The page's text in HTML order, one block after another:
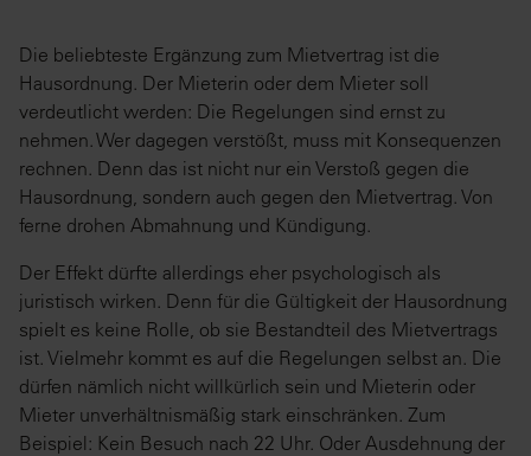
Die beliebteste Ergänzung zum Mietvertrag ist die
Hausordnung. Der Mieterin oder dem Mieter soll
verdeutlicht werden: Die Regelungen sind ernst zu
nehmen. Wer dagegen verstößt, muss mit Konsequenzen
rechnen. Denn das ist nicht nur ein Verstoß gegen die
Hausordnung, sondern auch gegen den Mietvertrag. Von
ferne drohen Abmahnung und Kündigung.
Der Effekt dürfte allerdings eher psychologisch als
juristisch wirken. Denn für die Gültigkeit der Hausordnung
spielt es keine Rolle, ob sie Bestandteil des Mietvertrags
ist. Vielmehr kommt es auf die Regelungen selbst an. Die
dürfen nämlich nicht willkürlich sein und Mieterin oder
Mieter unverhältnismäßig stark einschränken. Zum
Beispiel: Kein Besuch nach 22 Uhr. Oder Ausdehnung der